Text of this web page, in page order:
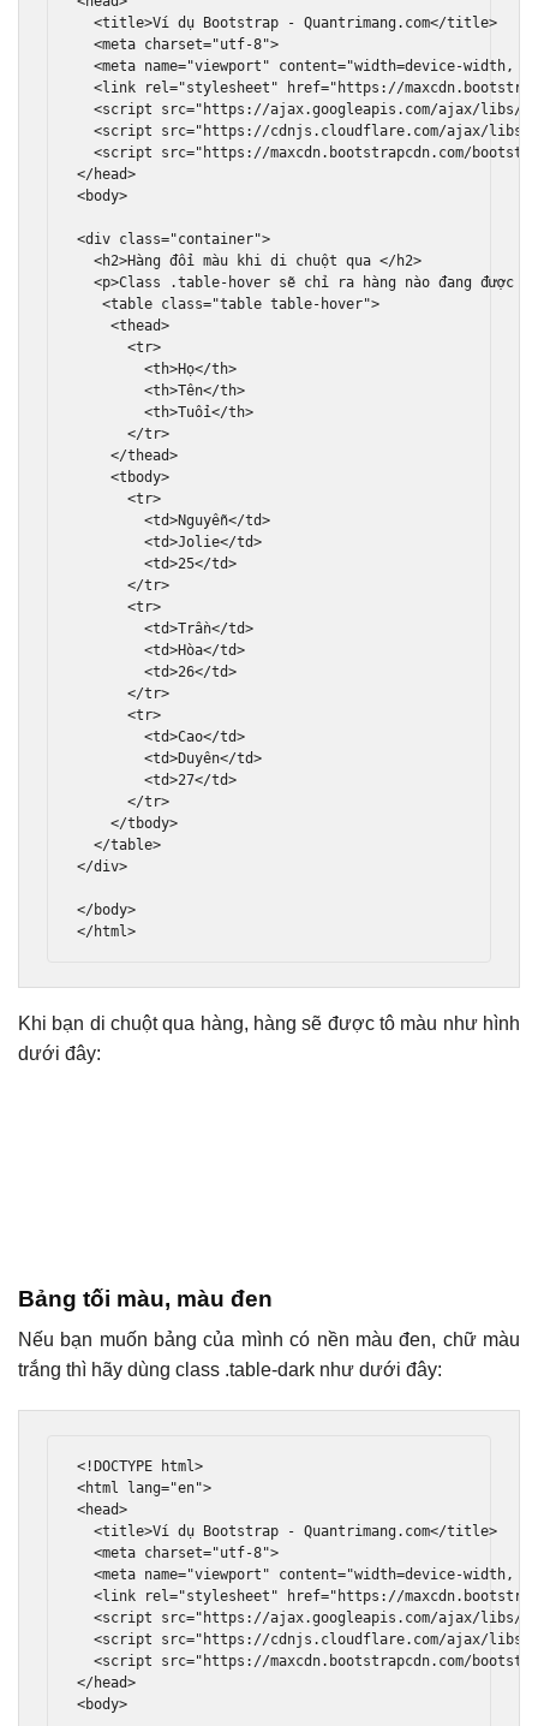
<title>Ví dụ Bootstrap - Quantrimang.com</title>
<meta charset="utf-8">
<meta name="viewport" content="width=device-width,
<link
rel="stylesheet" href="https://
<script
src="https://ajax.googleapis.com/ajax/libs/
<script
src="https://cdnjs.cloudflare.com/ajax/libs/
<script
src="https://maxcdn.bootstrapcdn.com/
</head>
<body>
<div class="container">
<h2>Hàng đổi màu khi di chuột qua </h2>
<p>Class .table-hover sẽ chỉ ra hàng nào đang được di
<table class="table table-hover">
<thead>
<tr>
<th>Họ</th>
<th>Tên</th>
<th>Tuổi</th>
</tr>
</thead>
<tbody>
<tr>
<td>Nguyễn</td>
<td>Jolie</td>
<td>25</td>
</tr>
<tr>
<td>Trần</td>
<td>Hòa</td>
<td>26</td>
</tr>
<tr>
<td>Cao</td>
<td>Duyên</td>
<td>27</td>
</tr>
</tbody>
</table>
</div>
</body>
</html>
Khi bạn di chuột qua hàng, hàng sẽ được tô màu như hình
dưới đây:
Bảng tối màu, màu đen
Nếu bạn muốn bảng của mình có nền màu đen, chữ màu
trắng thì hãy dùng class .table-dark như dưới đây:
<!DOCTYPE html>
<html
lang="en">
<head>
<title>Ví dụ Bootstrap - Quantrimang.com</title>
<meta charset="utf-8">
<meta name="viewport" content="width=device-width,
<link
rel="stylesheet" href="https://
<script
src="https://ajax.googleapis.com/ajax/libs/
<script
src="https://cdnjs.cloudflare.com/ajax/libs/
<script
src="https://maxcdn.bootstrapcdn.com/
</head>
<body>